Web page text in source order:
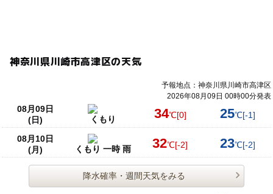
神奈川県川崎市高津区の天気
予報地点：神奈川県川崎市高津区
2026年08月09日 00時00分発表
08月09日
(日)
くもり 34℃[0] 25℃[-1]
08月10日
(月)
くもり 一時 雨 32℃[-2] 23℃[-2]
降水確率・週間天気をみる